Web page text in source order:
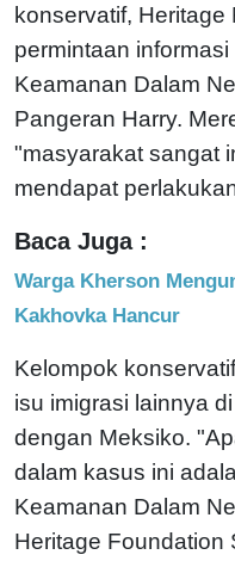
konservatif,
permintaan
Keamanan Dalam
Pangeran Harry.
"masyarakat sangat
mendapat
Baca Juga :
Warga Kherson
Kakhovka Hancur
Kelompok
isu imigrasi lainnya
dengan Meksiko.
dalam kasus ini
Keamanan Dalam
Heritage Foundation